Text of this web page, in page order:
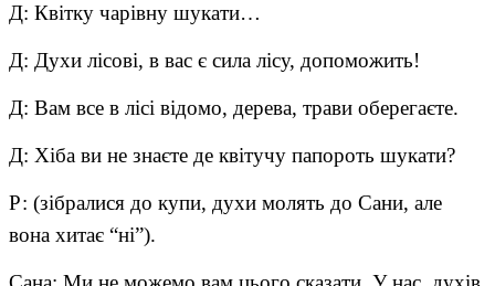
Д: Квітку чарівну шукати…
Д: Духи лісові, в вас є сила лісу, допоможить!
Д: Вам все в лісі відомо, дерева, трави оберегаєте.
Д: Хіба ви не знаєте де квітучу папороть шукати?
Р: (зібралися до купи, духи молять до Сани, але
вона хитає “ні”).